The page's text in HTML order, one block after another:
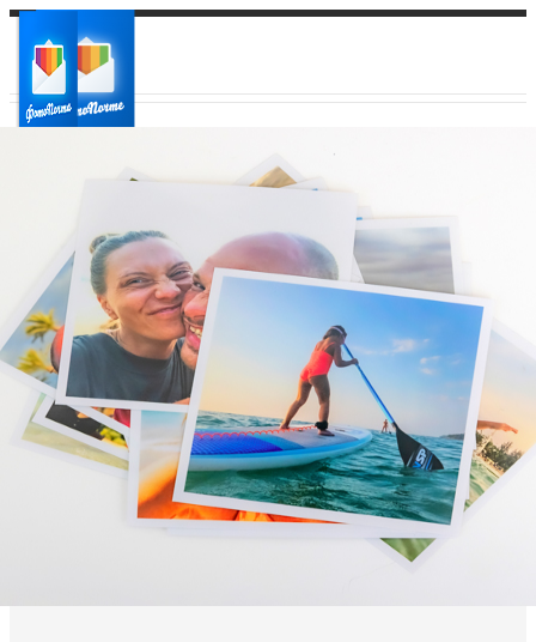
Ваш регион доставки
Выберите из списка: